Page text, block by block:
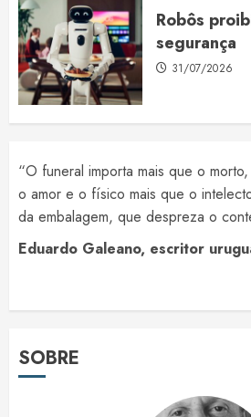
Robôs
segurança
31/07/2026
“O funeral importa mais que o
o amor e o físico mais que o
da embalagem, que despreza o
Eduardo Galeano, escritor
SOBRE